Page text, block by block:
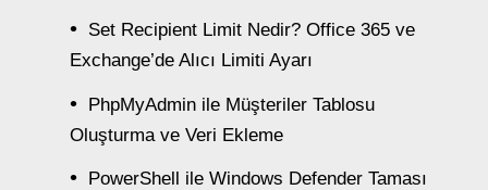
Set Recipient Limit Nedir? Office 365 ve
Exchange’de Alıcı Limiti Ayarı
PhpMyAdmin ile Müşteriler Tablosu
Oluşturma ve Veri Ekleme
PowerShell ile Windows Defender Taması